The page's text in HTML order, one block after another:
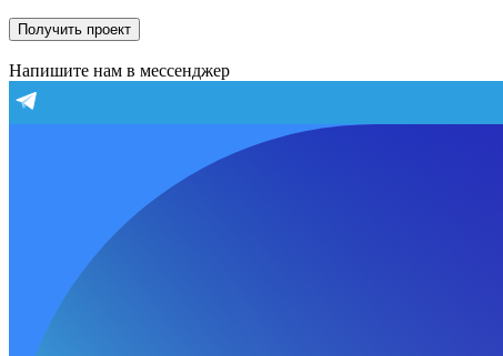
Получить проект
Напишите нам в мессенджер